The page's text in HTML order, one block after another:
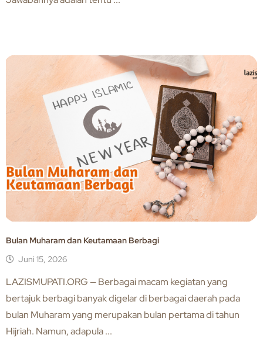
Bulan Muharam dan Keutamaan Berbagi
Juni 15, 2026
LAZISMUPATI.ORG — Berbagai macam kegiatan yang
bertajuk berbagi banyak digelar di berbagai daerah pada
bulan Muharam yang merupakan bulan pertama di tahun
Hijriah. Namun, adapula ...